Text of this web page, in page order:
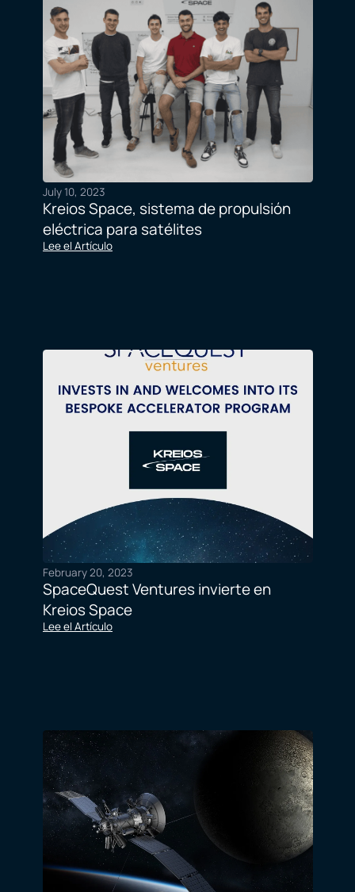
July 10, 2023
Kreios Space, sistema de propulsión
eléctrica para satélites
Lee el Artículo
February 20, 2023
SpaceQuest Ventures invierte en
Kreios Space
Lee el Artículo